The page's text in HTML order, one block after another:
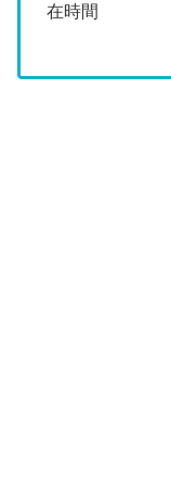
在時間